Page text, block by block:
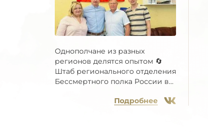
Однополчане из разных
регионов делятся опытом 🔄
Штаб регионального отделения
Бессмертного полка России в...
Подробнее